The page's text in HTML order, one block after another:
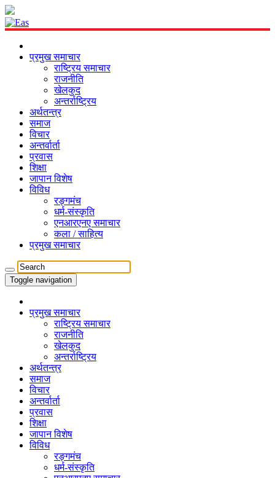
प्रमुख समाचार
राष्ट्रिय समाचार
राजनीति
खेलकुद
अन्तर्राष्ट्रिय
अर्थतन्त्र
समाज
विचार
अन्तर्वार्ता
प्रवास
शिक्षा
जापान विशेष
विविध
रङ्गमंच
धर्म-संस्कृति
एनआरएनए समाचार
कला / साहित्य
प्रमुख समाचार
Toggle navigation
प्रमुख समाचार
राष्ट्रिय समाचार
राजनीति
खेलकुद
अन्तर्राष्ट्रिय
अर्थतन्त्र
समाज
विचार
अन्तर्वार्ता
प्रवास
शिक्षा
जापान विशेष
विविध
रङ्गमंच
धर्म-संस्कृति